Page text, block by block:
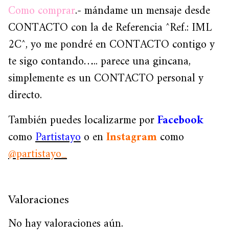
Como comprar.- mándame un mensaje desde
CONTACTO con la de Referencia ^Ref.: IML
2C^, yo me pondré en CONTACTO contigo y
te sigo contando….. parece una gincana,
simplemente es un CONTACTO personal y
directo.
También puedes localizarme porFacebook
comoPartistayoo enInstagramcomo
@partistayo_
Valoraciones
No hay valoraciones aún.